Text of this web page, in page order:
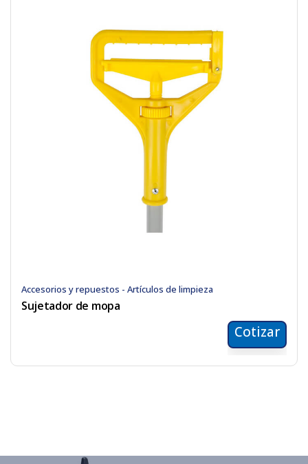
Accesorios y repuestos - Artículos de limpieza
Sujetador de mopa
Cotizar